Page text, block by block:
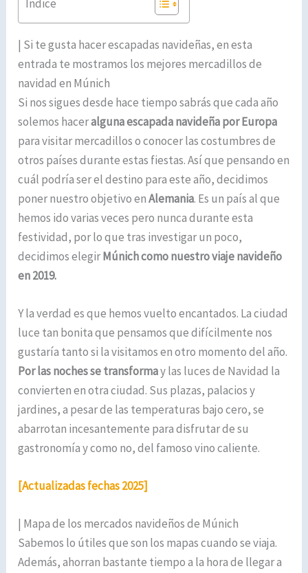
| Si te gusta hacer escapadas navideñas, en esta
entrada te mostramos los mejores mercadillos de
navidad en Múnich
Si nos sigues desde hace tiempo sabrás que cada año
solemos haceralguna escapada navideña por Europa
para visitar mercadillos o conocer las costumbres de
otros países durante estas fiestas. Así que pensando en
cuál podría ser el destino para este año, decidimos
poner nuestro objetivo enAlemania. Es un país al que
hemos ido varias veces pero nunca durante esta
festividad, por lo que tras investigar un poco,
decidimos elegirMúnich como nuestro viaje navideño
en 2019.
Y la verdad es que hemos vuelto encantados. La ciudad
luce tan bonita que pensamos que difícilmente nos
gustaría tanto si la visitamos en otro momento del año.
Por las noches se transformay las luces de Navidad la
convierten en otra ciudad. Sus plazas, palacios y
jardines, a pesar de las temperaturas bajo cero, se
abarrotan incesantemente para disfrutar de su
gastronomía y como no, del famoso vino caliente.
[Actualizadas fechas 2025]
| Mapa de los mercados navideños de Múnich
Sabemos lo útiles que son los mapas cuando se viaja.
Además, ahorran bastante tiempo a la hora de llegar a